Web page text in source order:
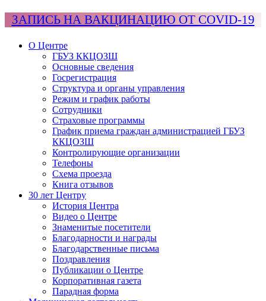
ЗАПИСЬ НА ВАКЦИНАЦИЮ ОТ COVID-19
О Центре
ГБУЗ ККЦОЗШ
Основные сведения
Госрегистрация
Структура и органы управления
Режим и график работы
Сотрудники
Страховые программы
График приема граждан администрацией ГБУЗ
ККЦОЗШ
Контролирующие организации
Телефоны
Схема проезда
Книга отзывов
30 лет Центру
История Центра
Видео о Центре
Знаменитые посетители
Благодарности и награды
Благодарственные письма
Поздравления
Публикации о Центре
Корпоративная газета
Парадная форма